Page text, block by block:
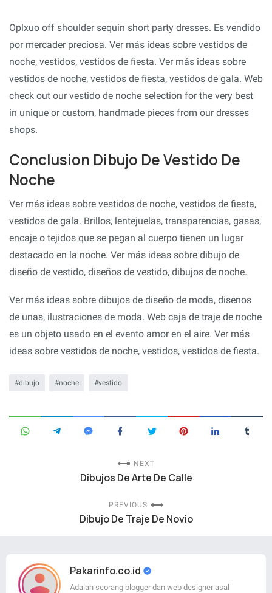
Oplxuo off shoulder sequin short party dresses. Es vendido
por mercader preciosa. Ver más ideas sobre vestidos de
noche, vestidos, vestidos de fiesta. Ver más ideas sobre
vestidos de noche, vestidos de fiesta, vestidos de gala. Web
check out our vestido de noche selection for the very best
in unique or custom, handmade pieces from our dresses
shops.
Conclusion Dibujo De Vestido De
Noche
Ver más ideas sobre vestidos de noche, vestidos de fiesta,
vestidos de gala. Brillos, lentejuelas, transparencias, gasas,
encaje o tejidos que se pegan al cuerpo tienen un lugar
destacado en la noche. Ver más ideas sobre dibujo de
diseño de vestido, diseños de vestido, dibujos de noche.
Ver más ideas sobre dibujos de diseño de moda, disenos
de unas, ilustraciones de moda. Web caja de traje de noche
es un objeto usado en el evento amor en el aire. Ver más
ideas sobre vestidos de noche, vestidos, vestidos de fiesta.
dibujo noche vestido
NEXT
Dibujos De Arte De Calle
PREVIOUS
Dibujo De Traje De Novio
Pakarinfo.co.id
Adalah seorang blogger dan web designer asal